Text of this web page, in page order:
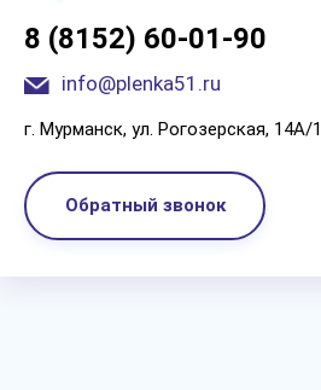
8 (8152) 60-01-90
info@plenka51.ru
г. Мурманск, ул. Рогозерская, 14А/1
Обратный звонок